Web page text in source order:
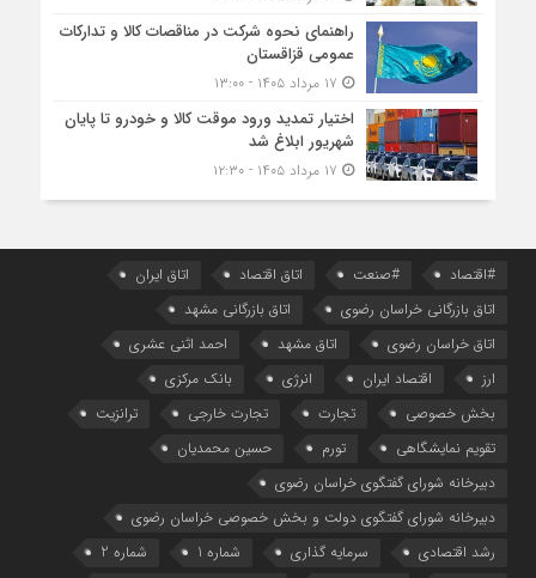
راهنمای نحوه شرکت در مناقصات کالا و تدارکات
عمومی قزاقستان
اختیار تمدید ورود موقت کالا و خودرو تا پایان
شهریور ابلاغ شد
#اقتصاد #صنعت اتاق اقتصاد
اتاق ایران
اتاق بازرگانی خراسان رضوی
اتاق بازرگانی مشهد
اتاق خراسان رضوی
اتاق مشهد
احمد اثنی عشری
ارز
اقتصاد ایران انرژی
بانک مرکزی
بخش خصوصی
تجارت تجارت خارجی
ترانزیت
تقویم نمایشگاهی
تورم
حسین محمدیان
دبیرخانه شورای گفتگوی خراسان رضوی
دبیرخانه شورای گفتگوی دولت و بخش خصوصی خراسان رضوی
رشد اقتصادی
سرمایه گذاری شماره 1
شماره 2